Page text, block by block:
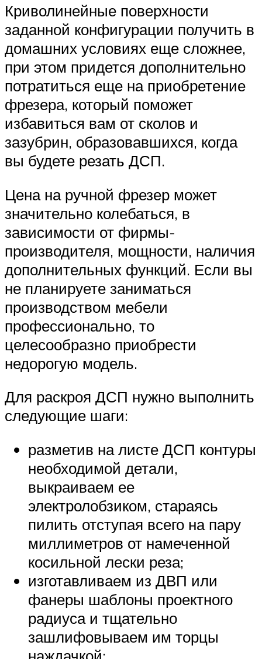
Криволинейные поверхности
заданной конфигурации получить в
домашних условиях еще сложнее,
при этом придется дополнительно
потратиться еще на приобретение
фрезера, который поможет
избавиться вам от сколов и
зазубрин, образовавшихся, когда
вы будете резать ДСП.
Цена на ручной фрезер может
значительно колебаться, в
зависимости от фирмы-
производителя, мощности, наличия
дополнительных функций. Если вы
не планируете заниматься
производством мебели
профессионально, то
целесообразно приобрести
недорогую модель.
Для раскроя ДСП нужно выполнить
следующие шаги:
разметив на листе ДСП контуры
необходимой детали,
выкраиваем ее
электролобзиком, стараясь
пилить отступая всего на пару
миллиметров от намеченной
косильной лески реза;
изготавливаем из ДВП или
фанеры шаблоны проектного
радиуса и тщательно
зашлифовываем им торцы